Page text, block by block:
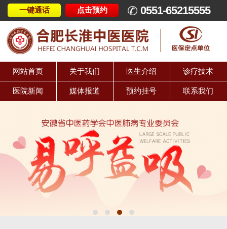
一键通话 点击预约 0551-65215555
网站首页 关于我们 医生介绍 诊疗技术
医院新闻 媒体报道 预约挂号 联系我们